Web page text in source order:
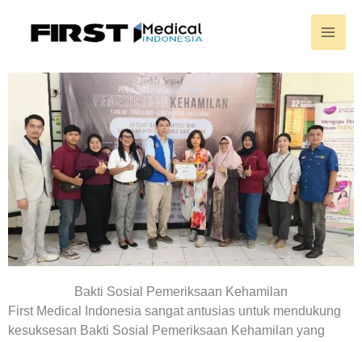
Bakti Sosial Pemeriksaan Kehamilan
First Medical Indonesia sangat antusias untuk mendukung
kesuksesan Bakti Sosial Pemeriksaan Kehamilan yang